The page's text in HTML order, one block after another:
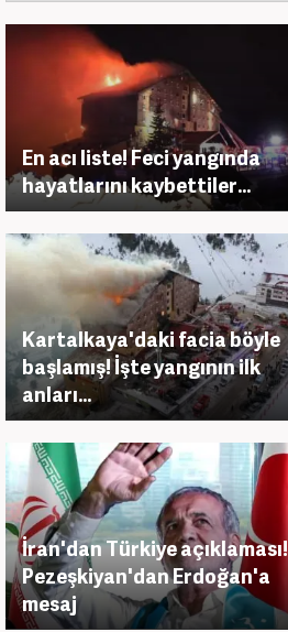
En acı liste! Feci yangında
hayatlarını kaybettiler...
Kartalkaya'daki facia böyle
başlamış! İşte yangının ilk
anları...
İran'dan Türkiye açıklaması!
Pezeşkiyan'dan Erdoğan'a
mesaj